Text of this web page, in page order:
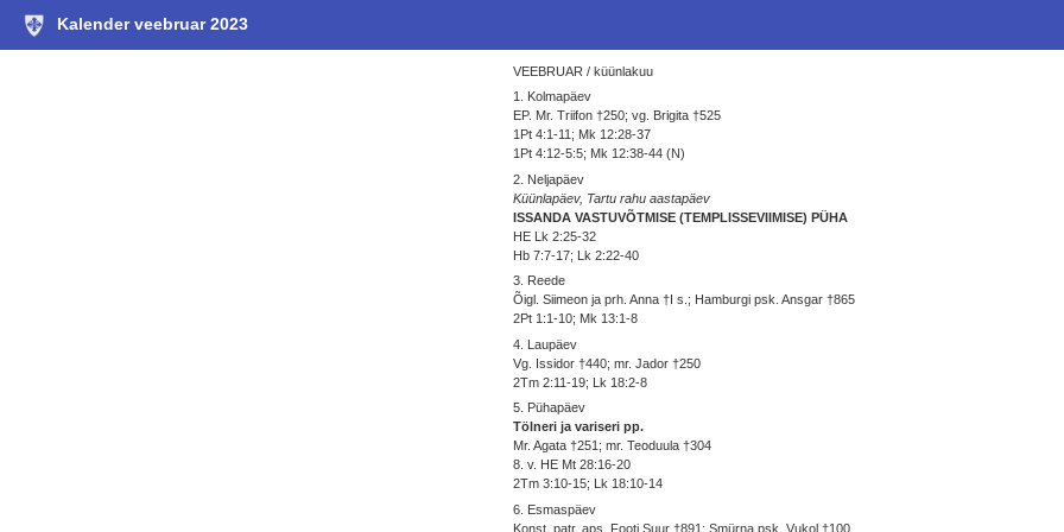
Kalender veebruar 2023
VEEBRUAR / küünlakuu
1. Kolmapäev
EP. Mr. Triifon †250; vg. Brigita †525
1Pt 4:1-11; Mk 12:28-37
1Pt 4:12-5:5; Mk 12:38-44 (N)
2. Neljapäev
Küünlapäev, Tartu rahu aastapäev
ISSANDA VASTUVÕTMISE (TEMPLISSEVIIMISE) PÜHA
HE Lk 2:25-32
Hb 7:7-17; Lk 2:22-40
3. Reede
Õigl. Siimeon ja prh. Anna †I s.; Hamburgi psk. Ansgar †865
2Pt 1:1-10; Mk 13:1-8
4. Laupäev
Vg. Issidor †440; mr. Jador †250
2Tm 2:11-19; Lk 18:2-8
5. Pühapäev
Tölneri ja variseri pp.
Mr. Agata †251; mr. Teoduula †304
8. v. HE Mt 28:16-20
2Tm 3:10-15; Lk 18:10-14
6. Esmaspäev
Konst. patr. aps. Footi Suur †891; Smürna psk. Vukol †100